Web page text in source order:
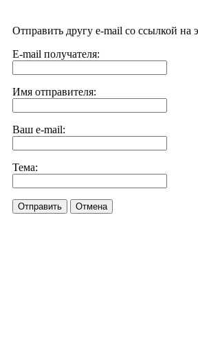
Отправить другу e-mail со ссылкой на
E-mail получателя:
Имя отправителя:
Ваш e-mail:
Тема:
Отправить Отмена